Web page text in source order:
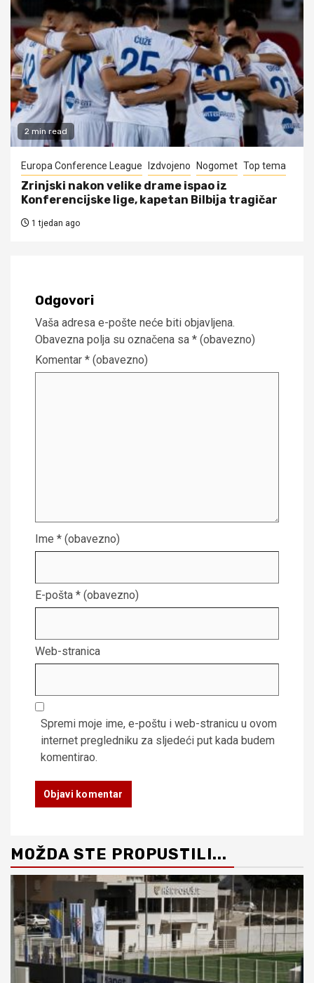
2 min read
Europa Conference League Izdvojeno Nogomet Top tema
Zrinjski nakon velike drame ispao iz
Konferencijske lige, kapetan Bilbija tragičar
1 tjedan ago
Odgovori
Vaša adresa e-pošte neće biti objavljena.
Obavezna polja su označena sa * (obavezno)
Komentar * (obavezno)
Ime * (obavezno)
E-pošta * (obavezno)
Web-stranica
Spremi moje ime, e-poštu i web-stranicu u ovom
internet pregledniku za sljedeći put kada budem
komentirao.
MOŽDA STE PROPUSTILI...